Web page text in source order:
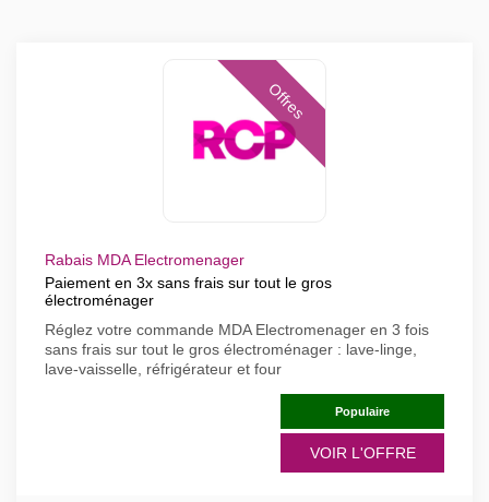
Offres
Rabais MDA Electromenager
Paiement en 3x sans frais sur tout le gros
électroménager
Réglez votre commande MDA Electromenager en 3 fois
sans frais sur tout le gros électroménager : lave-linge,
lave-vaisselle, réfrigérateur et four
Populaire
VOIR L'OFFRE